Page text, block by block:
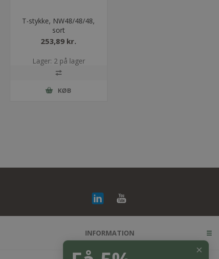
T-stykke, NW48/48/48,
sort
253,89 kr.
Lager: 2 på lager
KØB
INFORMATION
✕